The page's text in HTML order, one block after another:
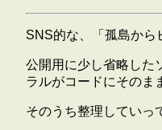
SNS的な、「孤島から
公開用に少し省略した
ラルがコードにそのま
そのうち整理していっ